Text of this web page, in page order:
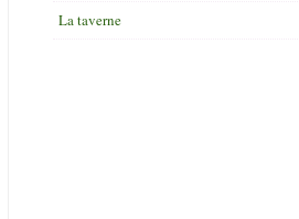
La taverne